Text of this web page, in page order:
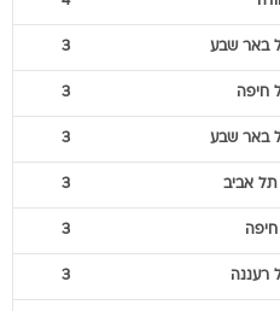
באר שבע 3
חיפה 3
באר שבע 3
תל אביב 3
3
רעננה 3